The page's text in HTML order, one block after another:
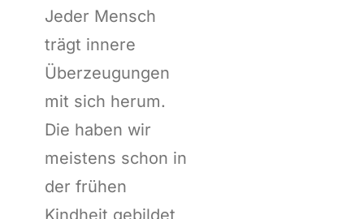
Jeder Mensch
trägt innere
Überzeugungen
mit sich herum.
Die haben wir
meistens schon in
der frühen
Kindheit gebildet,